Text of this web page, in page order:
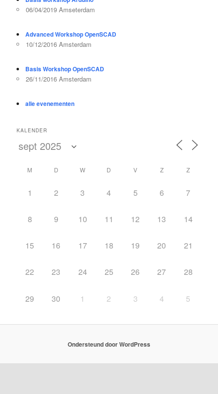
06/04/2019 Amseterdam
Advanced Workshop OpenSCAD
10/12/2016 Amsterdam
Basis Workshop OpenSCAD
26/11/2016 Amsterdam
alle evenementen
KALENDER
M D W D V Z Z
1 2 3 4 5 6 7
8 9 10 11 12 13 14
15 16 17 18 19 20 21
22 23 24 25 26 27 28
29 30 1 2 3 4 5
Ondersteund door WordPress